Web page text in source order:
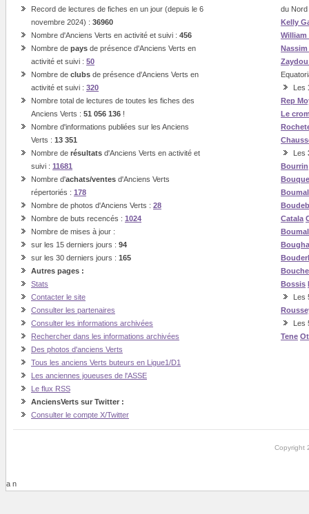
Record de lectures de fiches en un jour (depuis le 6
novembre 2024) : 36960
Nombre d'Anciens Verts en activité et suivi : 456
Nombre de pays de présence d'Anciens Verts en
activité et suivi : 50
Nombre de clubs de présence d'Anciens Verts en
activité et suivi : 320
Nombre total de lectures de toutes les fiches des
Anciens Verts : 51 056 136 !
Nombre d'informations publiées sur les Anciens
Verts : 13 351
Nombre de résultats d'Anciens Verts en activité et
suivi : 11681
Nombre d'achats/ventes d'Anciens Verts
répertoriés : 178
Nombre de photos d'Anciens Verts : 28
Nombre de buts recencés : 1024
Nombre de mises à jour :
sur les 15 derniers jours : 94
sur les 30 derniers jours : 165
Autres pages :
Stats
Contacter le site
Consulter les partenaires
Consulter les informations archivées
Rechercher dans les informations archivées
Des photos d'anciens Verts
Tous les anciens Verts buteurs en Ligue1/D1
Les anciennes joueuses de l'ASSE
Le flux RSS
AnciensVerts sur Twitter :
Consulter le compte X/Twitter
du Nord
Kelly
William
Les
Rep
Le
Les
Bourrin
Catala
Boumal
Bossis
Les
Les
Tene
Copyright
a n